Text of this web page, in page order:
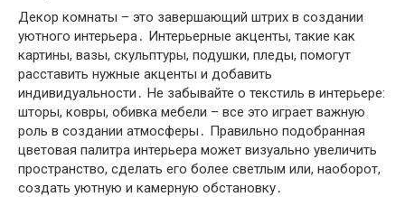
Декор комнаты – это завершающий штрих в создании
уютного интерьера․ Интерьерные акценты, такие как
картины, вазы, скульптуры, подушки, пледы, помогут
расставить нужные акценты и добавить
индивидуальности․ Не забывайте о текстиль в интерьере:
шторы, ковры, обивка мебели – все это играет важную
роль в создании атмосферы․ Правильно подобранная
цветовая палитра интерьера может визуально увеличить
пространство, сделать его более светлым или, наоборот,
создать уютную и камерную обстановку․